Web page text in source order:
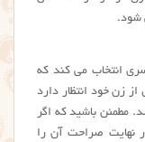
شود.
انتخاب می کند که
زن خود انتظار دارد
مطمئن باشید که اگر
نهایت صراحت آن را